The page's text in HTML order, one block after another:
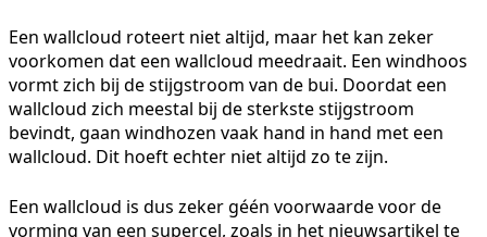
Een wallcloud roteert niet altijd, maar het kan zeker
voorkomen dat een wallcloud meedraait. Een windhoos
vormt zich bij de stijgstroom van de bui. Doordat een
wallcloud zich meestal bij de sterkste stijgstroom
bevindt, gaan windhozen vaak hand in hand met een
wallcloud. Dit hoeft echter niet altijd zo te zijn.
Een wallcloud is dus zeker géén voorwaarde voor de
vorming van een supercel, zoals in het nieuwsartikel te